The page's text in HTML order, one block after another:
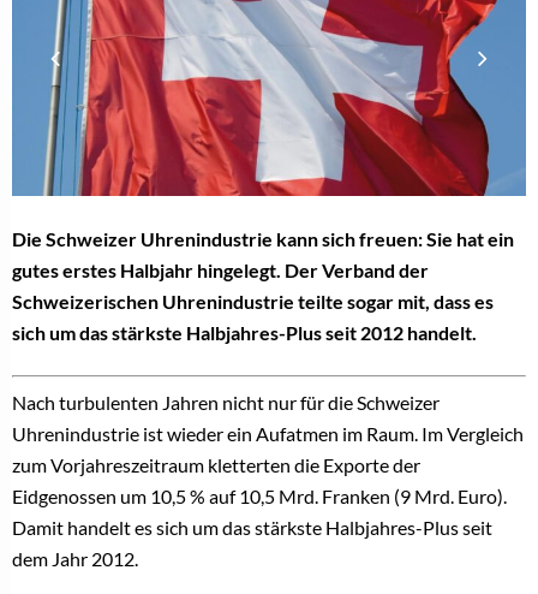
Die Schweizer Uhrenindustrie kann sich freuen: Sie hat ein
gutes erstes Halbjahr hingelegt. Der Verband der
Schweizerischen Uhrenindustrie teilte sogar mit, dass es
sich um das stärkste Halbjahres-Plus seit 2012 handelt.
Nach turbulenten Jahren nicht nur für die Schweizer
Uhrenindustrie ist wieder ein Aufatmen im Raum. Im Vergleich
zum Vorjahreszeitraum kletterten die Exporte der
Eidgenossen um 10,5 % auf 10,5 Mrd. Franken (9 Mrd. Euro).
Damit handelt es sich um das stärkste Halbjahres-Plus seit
dem Jahr 2012.